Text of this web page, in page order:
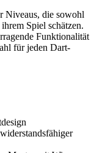
Niveaus, die sowohl
Spiel schätzen.
Funktionalität
für jeden Dart-